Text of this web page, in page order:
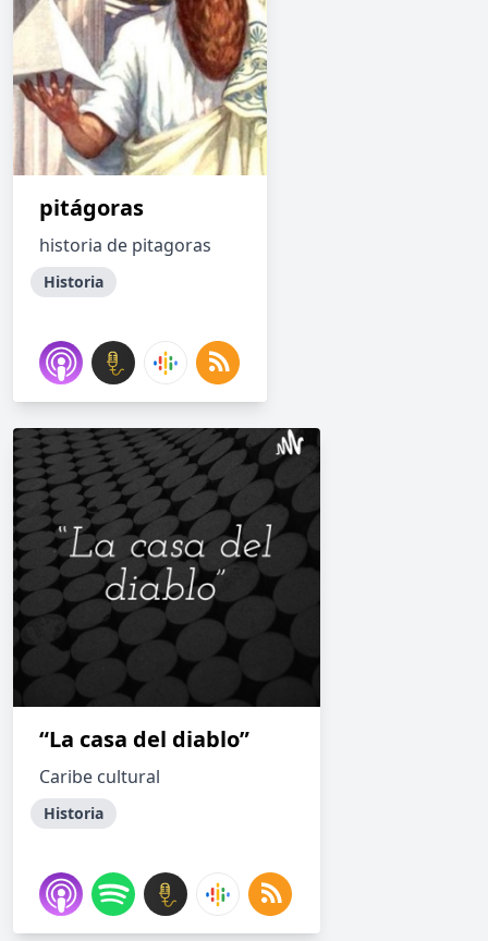
pitágoras
historia de pitagoras
Historia
“La casa del diablo”
Caribe cultural
Historia